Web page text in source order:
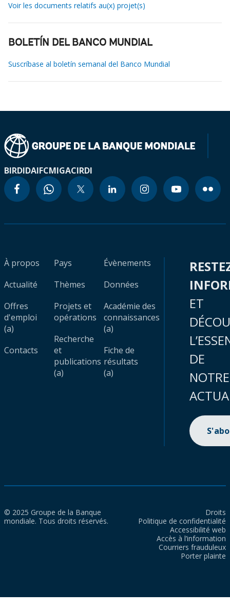
Voir les documents relatifs au(x) projet(s)
BOLETÍN DEL BANCO MUNDIAL
Suscríbase al boletín semanal del Banco Mundial
BIRDIDAIFCMIGACIRDI
À propos
Actualité
Offres
d'emploi
(a)
Contacts
Pays
Thèmes
Projets et
opérations
Recherche
et
publications
(a)
Évènements
Données
Académie des
connaissances
(a)
Fiche de
résultats
(a)
ET
DE
NOTRE
© 2025 Groupe de la Banque
mondiale. Tous droits réservés.
Droits
Politique de confidentialité
Accessibilité web
Accès à l’information
Courriers frauduleux
Porter plainte